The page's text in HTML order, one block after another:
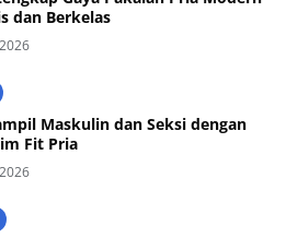
dan Berkelas
Maskulin dan Seksi dengan
Fit Pria